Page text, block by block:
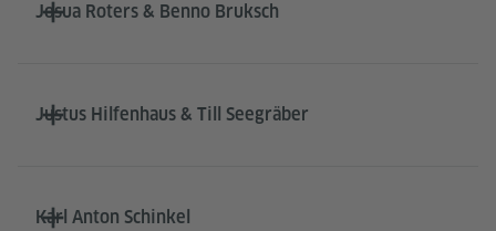
Josua Roters & Benno Bruksch
Justus Hilfenhaus & Till Seegräber
Karl Anton Schinkel